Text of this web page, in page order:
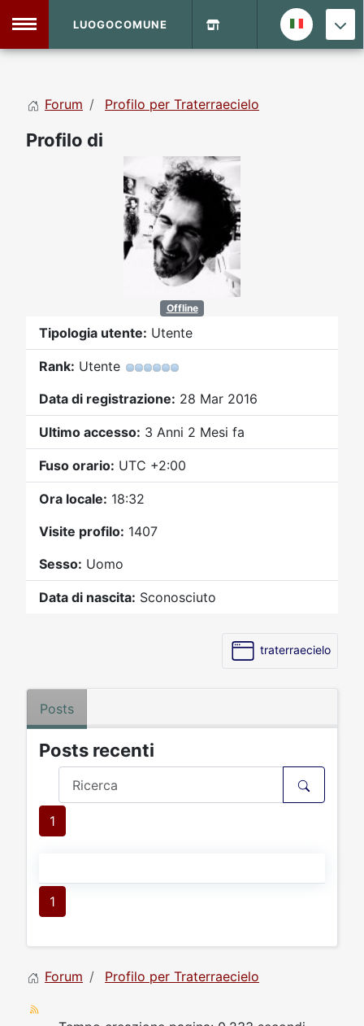
Forum
LUOGOCOMUNE
Forum Profilo per Traterraecielo
Profilo di
Offline
Tipologia utente: Utente
Rank: Utente
Data di registrazione: 28 Mar 2016
Ultimo accesso: 3 Anni 2 Mesi fa
Fuso orario: UTC +2:00
Ora locale: 18:32
Visite profilo: 1407
Sesso: Uomo
Data di nascita: Sconosciuto
traterraecielo
Posts
Posts recenti
1
1
Forum Profilo per Traterraecielo